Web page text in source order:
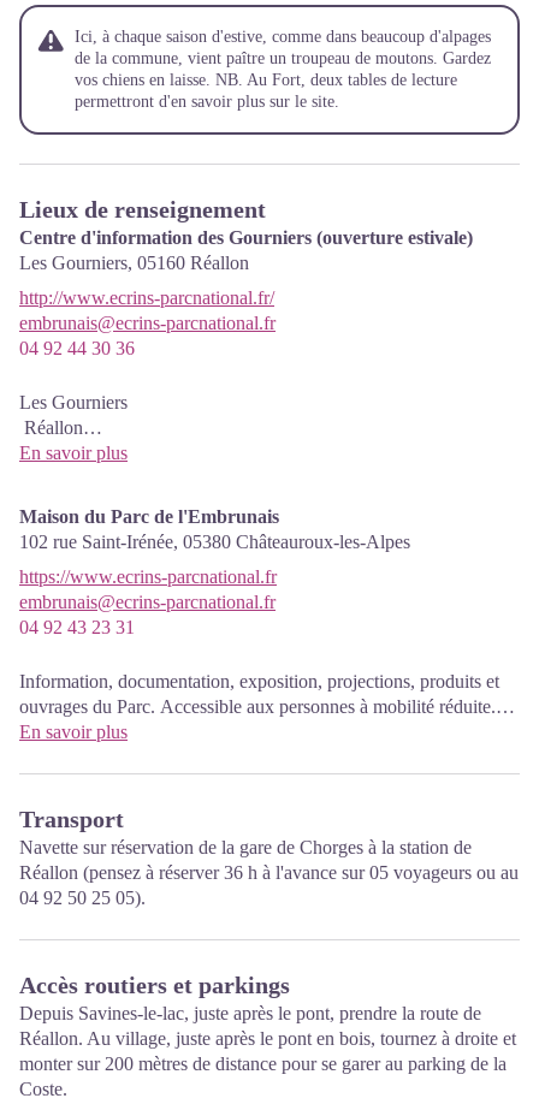
Ici, à chaque saison d'estive, comme dans beaucoup d'alpages
de la commune, vient paître un troupeau de moutons. Gardez
vos chiens en laisse. NB. Au Fort, deux tables de lecture
permettront d'en savoir plus sur le site.
Lieux de renseignement
Centre d'information des Gourniers (ouverture estivale)
Les Gourniers, 05160 Réallon
http://www.ecrins-parcnational.fr/
embrunais@ecrins-parcnational.fr
04 92 44 30 36
Les Gourniers
Réallon
Tél : 04 92 44 30 36
En savoir plus
Maison du Parc de l'Embrunais
102 rue Saint-Irénée, 05380 Châteauroux-les-Alpes
https://www.ecrins-parcnational.fr
embrunais@ecrins-parcnational.fr
04 92 43 23 31
Information, documentation, exposition, projections, produits et
ouvrages du Parc. Accessible aux personnes à mobilité réduite.
Entrée libre. Toutes les animations du Parc sont gratuites sauf
Ouvert à l'année :
de14h00à17h00
Estival(juillet-août):lundi au vendredi de9hà 12h30et
de15hà18h.
En savoir plus
Transport
Navette sur réservation de la gare de Chorges à la station de
Réallon (pensez à réserver 36 h à l'avance sur 05 voyageurs ou au
04 92 50 25 05).
Accès routiers et parkings
Depuis Savines-le-lac, juste après le pont, prendre la route de
Réallon. Au village, juste après le pont en bois, tournez à droite et
monter sur 200 mètres de distance pour se garer au parking de la
Coste.